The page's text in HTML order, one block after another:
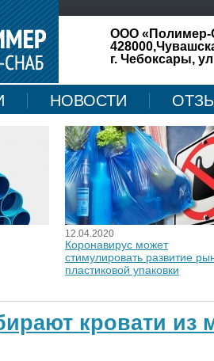
ООО «Полимер-
г. Чебоксары,
НОВОСТИ
12.04.2020
Коронавирус может
стимулировать развитие
пластиковой упаковки
кровати из